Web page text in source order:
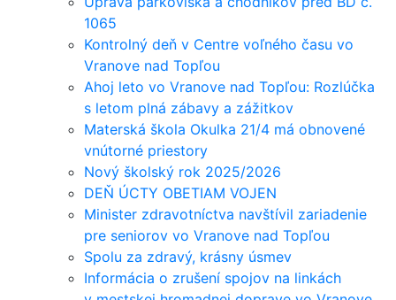
1065
Kontrolný deň v Centre voľného času vo
Vranove nad Topľou
Ahoj leto vo Vranove nad Topľou: Rozlúčka
s letom plná zábavy a zážitkov
Materská škola Okulka 21/4 má obnovené
vnútorné priestory
Nový školský rok 2025/2026
DEŇ ÚCTY OBETIAM VOJEN
Minister zdravotníctva navštívil zariadenie
pre seniorov vo Vranove nad Topľou
Spolu za zdravý, krásny úsmev
Informácia o zrušení spojov na linkách